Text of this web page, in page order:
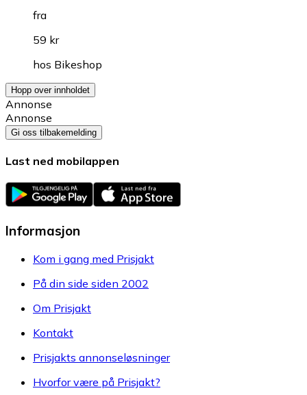
fra
59 kr
hos Bikeshop
Hopp over innholdet
Annonse
Annonse
Gi oss tilbakemelding
Last ned mobilappen
Informasjon
Kom i gang med Prisjakt
På din side siden 2002
Om Prisjakt
Kontakt
Prisjakts annonseløsninger
Hvorfor være på Prisjakt?